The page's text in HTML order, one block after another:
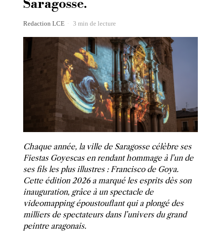
Saragosse.
Redaction LCE 3 min de lecture
Chaque année, la ville de Saragosse célèbre ses
Fiestas Goyescas en rendant hommage à l’un de
ses fils les plus illustres : Francisco de Goya.
Cette édition 2026 a marqué les esprits dès son
inauguration, grâce à un spectacle de
videomapping époustouflant qui a plongé des
milliers de spectateurs dans l’univers du grand
peintre aragonais.